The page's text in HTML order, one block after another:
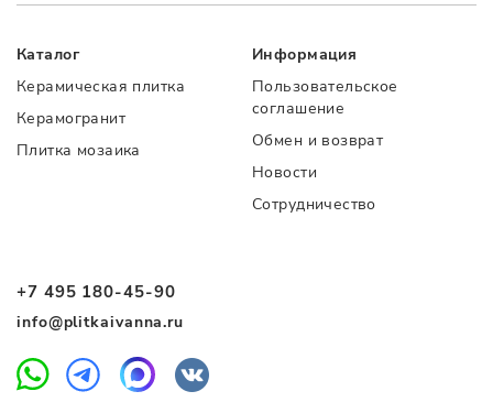
+7 495 180-45-90
info@plitkaivanna.ru
Каталог
Керамическая плитка
Керамогранит
Плитка мозаика
Информация
Пользовательское
соглашение
Обмен и возврат
Новости
Сотрудничество